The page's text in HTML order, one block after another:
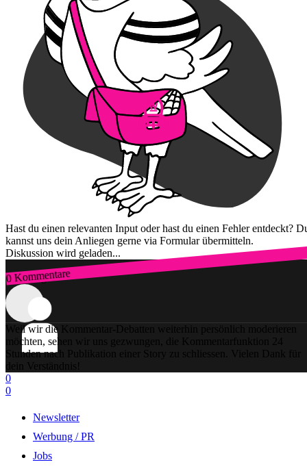
Hast du einen relevanten Input oder hast du einen Fehler entdeckt?
kannst uns dein Anliegen gerne via Formular übermitteln.
Diskussion wird geladen...
0 Kommentare
Zum Login
Weil wir die Kommentar-Debatten weiterhin persönlich moderieren
möchten, sehen wir uns gezwungen, die Kommentarfunktion 24
Stunden nach Publikation einer Story zu schliessen. Vielen Dank für
dein Verständnis!
0
0
Newsletter
Werbung / PR
Jobs